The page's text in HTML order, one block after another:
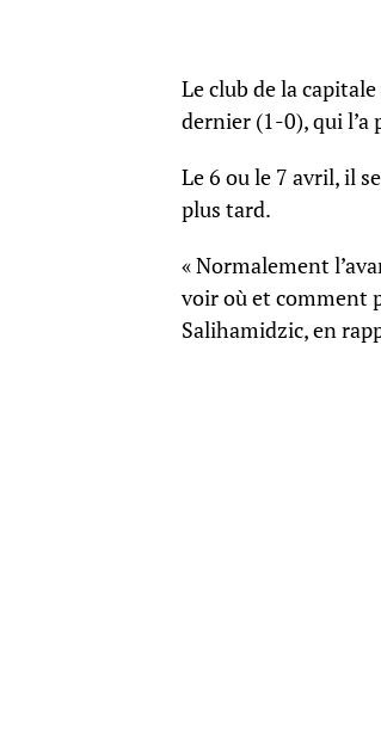
Le club de la
dernier (1-0), qui l’a
Le 6 ou le 7 avril, il
plus tard.
« Normalement
voir où et comment
Salihamidzic, en